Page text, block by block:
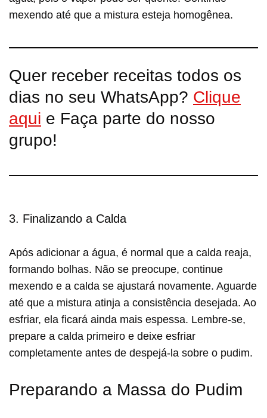
mexendo até que a mistura esteja homogênea.
Quer receber receitas todos os
dias no seu WhatsApp? Clique
aqui e Faça parte do nosso
grupo!
3. Finalizando a Calda
Após adicionar a água, é normal que a calda reaja,
formando bolhas. Não se preocupe, continue
mexendo e a calda se ajustará novamente. Aguarde
até que a mistura atinja a consistência desejada. Ao
esfriar, ela ficará ainda mais espessa. Lembre-se,
prepare a calda primeiro e deixe esfriar
completamente antes de despejá-la sobre o pudim.
Preparando a Massa do Pudim